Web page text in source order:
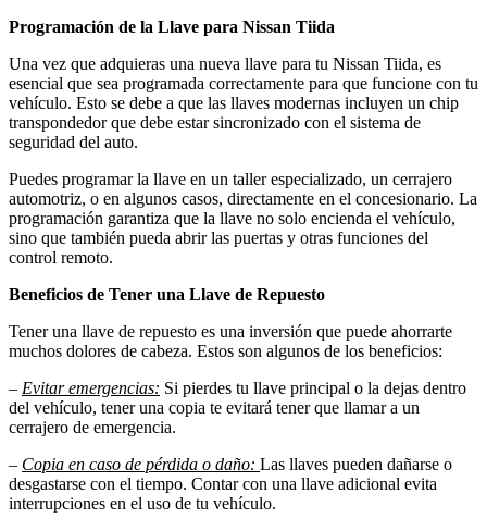
Programación de la Llave para Nissan Tiida
Una vez que adquieras una nueva llave para tu Nissan Tiida, es
esencial que sea programada correctamente para que funcione con tu
vehículo. Esto se debe a que las llaves modernas incluyen un chip
transpondedor que debe estar sincronizado con el sistema de
seguridad del auto.
Puedes programar la llave en un taller especializado, un cerrajero
automotriz, o en algunos casos, directamente en el concesionario. La
programación garantiza que la llave no solo encienda el vehículo,
sino que también pueda abrir las puertas y otras funciones del
control remoto.
Beneficios de Tener una Llave de Repuesto
Tener una llave de repuesto es una inversión que puede ahorrarte
muchos dolores de cabeza. Estos son algunos de los beneficios:
– Evitar emergencias: Si pierdes tu llave principal o la dejas dentro
del vehículo, tener una copia te evitará tener que llamar a un
cerrajero de emergencia.
– Copia en caso de pérdida o daño: Las llaves pueden dañarse o
desgastarse con el tiempo. Contar con una llave adicional evita
interrupciones en el uso de tu vehículo.